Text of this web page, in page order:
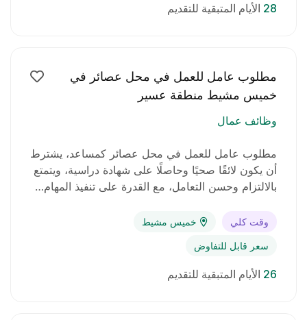
28 الأيام المتبقية للتقديم
مطلوب عامل للعمل في محل عصائر في
خميس مشيط منطقة عسير
وظائف عمال
مطلوب عامل للعمل في محل عصائر كمساعد، يشترط
أن يكون لائقًا صحيًا وحاصلًا على شهادة دراسية، ويتمتع
بالالتزام وحسن التعامل، مع القدرة على تنفيذ المهام…
وقت كلي خميس مشيط
سعر قابل للتفاوض
26 الأيام المتبقية للتقديم